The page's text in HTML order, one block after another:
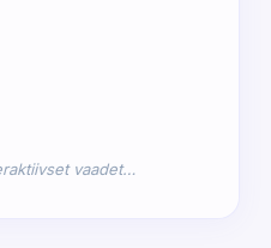
vaadet…